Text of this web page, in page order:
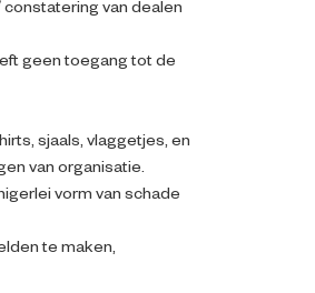
van dealen
geen toegang tot de
sjaals, vlaggetjes, en
van organisatie.
vorm van schade
te maken,